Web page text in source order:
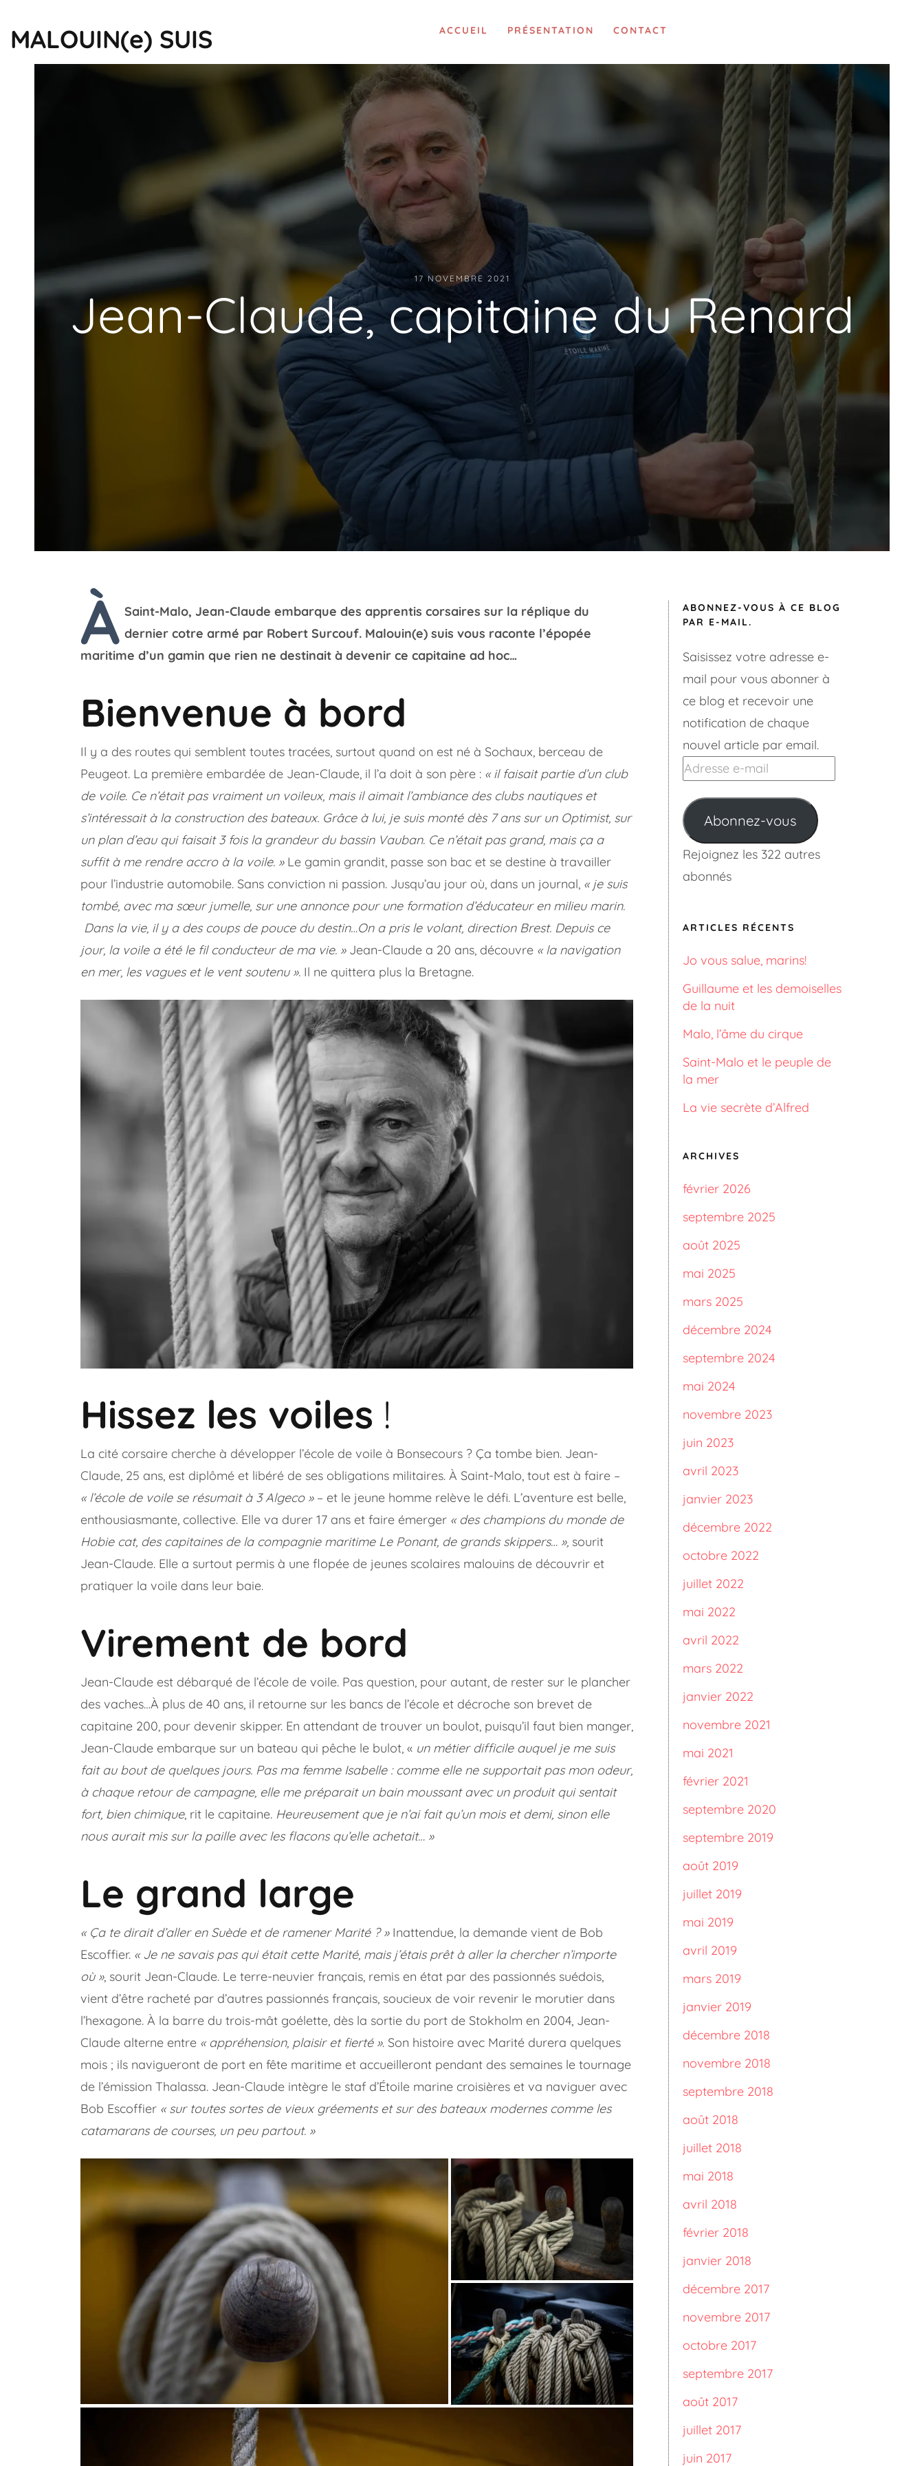
MALOUIN(e) SUIS ACCUEIL PRÉSENTATION CONTACT
17 NOVEMBRE 2021
Jean-Claude, capitaine du Renard
À Saint-Malo, Jean-Claude embarque des apprentis corsaires sur la réplique du
dernier cotre armé par Robert Surcouf. Malouin(e) suis vous raconte l’épopée
maritime d’un gamin que rien ne destinait à devenir ce capitaine ad hoc…
Bienvenue à bord
Il y a des routes qui semblent toutes tracées, surtout quand on est né à Sochaux, berceau de
Peugeot. La première embardée de Jean-Claude, il l’a doit à son père : « il faisait partie d’un club
de voile. Ce n’était pas vraiment un voileux, mais il aimait l’ambiance des clubs nautiques et
s’intéressait à la construction des bateaux. Grâce à lui, je suis monté dès 7 ans sur un Optimist, sur
un plan d’eau qui faisait 3 fois la grandeur du bassin Vauban. Ce n’était pas grand, mais ça a
suffit à me rendre accro à la voile. » Le gamin grandit, passe son bac et se destine à travailler
pour l’industrie automobile. Sans conviction ni passion. Jusqu’au jour où, dans un journal, « je suis
tombé, avec ma sœur jumelle, sur une annonce pour une formation d’éducateur en milieu marin.
Dans la vie, il y a des coups de pouce du destin…On a pris le volant, direction Brest. Depuis ce
jour, la voile a été le fil conducteur de ma vie. »Jean-Claude a 20 ans, découvre « la navigation
en mer, les vagues et le vent soutenu ». Il ne quittera plus la Bretagne.
Hissez les voiles !
La cité corsaire cherche à développer l’école de voile à Bonsecours ? Ça tombe bien. Jean-
Claude, 25 ans, est diplômé et libéré de ses obligations militaires. À Saint-Malo, tout est à faire –
« l’école de voile se résumait à 3 Algeco »– et le jeune homme relève le défi. L’aventure est belle,
enthousiasmante, collective. Elle va durer 17 ans et faire émerger « des champions du monde de
Hobie cat, des capitaines de la compagnie maritime Le Ponant, de grands skippers… », sourit
Jean-Claude. Elle a surtout permis à une flopée de jeunes scolaires malouins de découvrir et
pratiquer la voile dans leur baie.
Virement de bord
Jean-Claude est débarqué de l’école de voile. Pas question, pour autant, de rester sur le plancher
des vaches…À plus de 40 ans, il retourne sur les bancs de l’école et décroche son brevet de
capitaine 200, pour devenir skipper. En attendant de trouver un boulot, puisqu’il faut bien manger,
Jean-Claude embarque sur un bateau qui pêche le bulot, « un métier difficile auquelje mesuis
fait au bout de quelques jours. Pas ma femme Isabelle : comme elle ne supportait pas mon odeur,
à chaque retour de campagne, elle me préparait un bain moussant avec un produit qui sentait
fort, bien chimique, rit le capitaine. Heureusement que je n’ai fait qu’un mois et demi, sinon elle
nous aurait mis sur la paille avec les flaconsqu’elle achetait… »
Le grand large
« Ça te dirait d’aller en Suède et de ramener Marité ? »Inattendue, la demande vient de Bob
Escoffier. « Je ne savais pas qui était cette Marité, mais j’étais prêt à aller la chercher n’importe
où », sourit Jean-Claude. Le terre-neuvier français, remis en état par des passionnés suédois,
vient d’être racheté par d’autres passionnés français, soucieux de voir revenir le morutier dans
l’hexagone. À la barre du trois-mât goélette, dès la sortie du port de Stokholm en 2004, Jean-
Claude alterne entre « appréhension, plaisir et fierté ». Son histoire avec Marité durera quelques
mois ; ils navigueront de port en fête maritime et accueilleront pendant des semaines le tournage
de l’émission Thalassa. Jean-Claude intègre le staf d’Étoile marine croisières et va naviguer avec
Bob Escoffier « sur toutes sortes de vieux gréements et sur des bateaux modernes comme les
catamarans de courses, un peu partout. »
ABONNEZ-VOUS À CE BLOG
PAR E-MAIL.
Saisissez votre adresse e-
mail pour vous abonner à
ce blog et recevoir une
notification de chaque
nouvel article par email.
Adresse
mail
Abonnez-vous
Rejoignez les 322 autres
abonnés
ARTICLES RÉCENTS
Jo vous salue, marins!
Guillaume et les demoiselles
de la nuit
Malo, l’âme du cirque
Saint-Malo et le peuple de
la mer
La vie secrète d’Alfred
ARCHIVES
février 2026
septembre 2025
août 2025
mai 2025
mars 2025
décembre 2024
septembre 2024
mai 2024
novembre 2023
juin 2023
avril 2023
janvier 2023
décembre 2022
octobre 2022
juillet 2022
mai 2022
avril 2022
mars 2022
janvier 2022
novembre 2021
mai 2021
février 2021
septembre 2020
septembre 2019
août 2019
juillet 2019
mai 2019
avril 2019
mars 2019
janvier 2019
décembre 2018
novembre 2018
septembre 2018
août 2018
juillet 2018
mai 2018
avril 2018
février 2018
janvier 2018
décembre 2017
novembre 2017
octobre 2017
septembre 2017
août 2017
juillet 2017
juin 2017